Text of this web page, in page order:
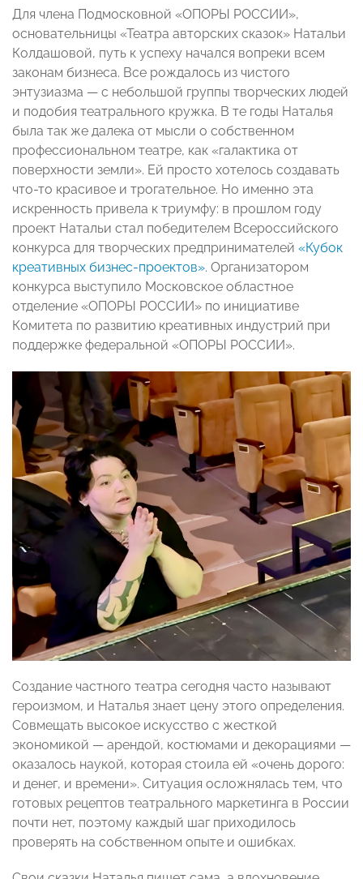
Для члена Подмосковной «ОПОРЫ РОССИИ»,
основательницы «Театра авторских сказок» Натальи
Колдашовой, путь к успеху начался вопреки всем
законам бизнеса. Все рождалось из чистого
энтузиазма — с небольшой группы творческих людей
и подобия театрального кружка. В те годы Наталья
была так же далека от мысли о собственном
профессиональном театре, как «галактика от
поверхности земли». Ей просто хотелось создавать
что-то красивое и трогательное. Но именно эта
искренность привела к триумфу: в прошлом году
проект Натальи стал победителем Всероссийского
конкурса для творческих предпринимателей «Кубок
креативных бизнес-проектов». Организатором
конкурса выступило Московское областное
отделение «ОПОРЫ РОССИИ» по инициативе
Комитета по развитию креативных индустрий при
поддержке федеральной «ОПОРЫ РОССИИ».
Создание частного театра сегодня часто называют
героизмом, и Наталья знает цену этого определения.
Совмещать высокое искусство с жесткой
экономикой — арендой, костюмами и декорациями —
оказалось наукой, которая стоила ей «очень дорого:
и денег, и времени». Ситуация осложнялась тем, что
готовых рецептов театрального маркетинга в России
почти нет, поэтому каждый шаг приходилось
проверять на собственном опыте и ошибках.